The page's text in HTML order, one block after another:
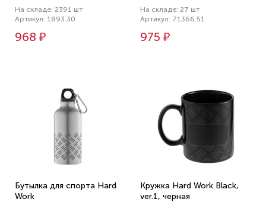
На складе: 2391 шт
Артикул: 1893.30
968 ₽
На складе: 27 шт
Артикул: 71366.51
975 ₽
Бутылка для спорта Hard
Work
Кружка Hard Work Black,
ver.1, черная